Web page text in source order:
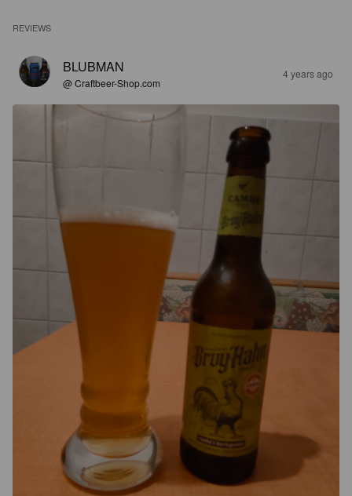
REVIEWS
BLUBMAN
@ Craftbeer-Shop.com
4 years ago